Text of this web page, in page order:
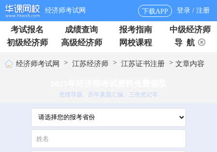
经济师考试网 下载APP 登录 / 注册
考试报名 成绩查询 报考指南
中级经济师
初级经济师
高级经济师 网校课程 导 航
经济师考试网 > 江苏经济师 > 江苏证书注册 > 文章内容
思维导题、历年真题汇编、三色笔记等